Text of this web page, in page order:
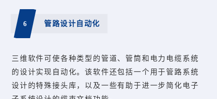
6 管路设计自动化
三维软件可使各种类型的管道、管筒和电力电缆系统
的设计实现自动化。该软件还包括一个用于管路系统
设计的特殊接头库，以及一些有助于进一步简化电子